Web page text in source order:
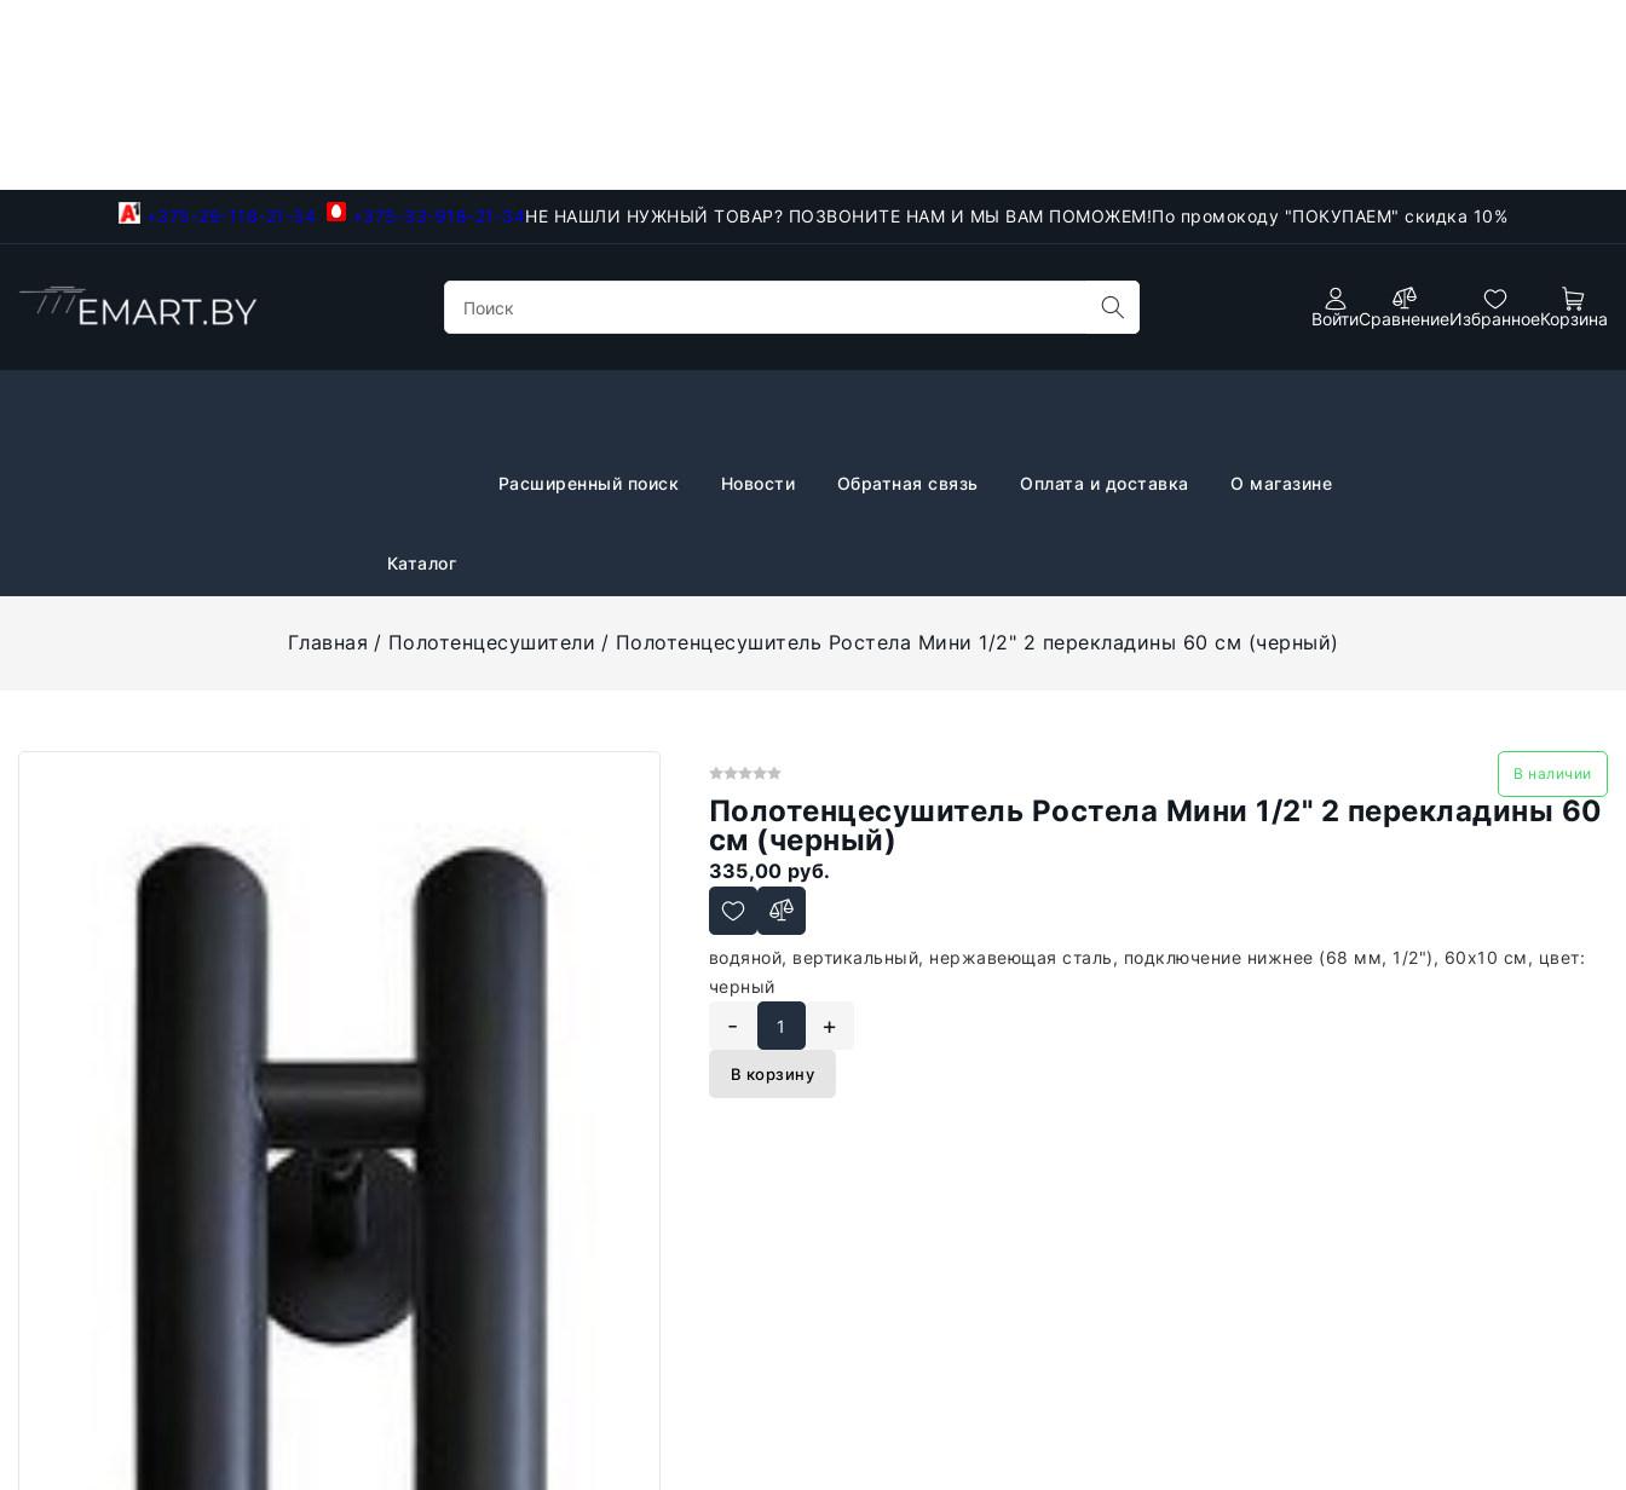
+375-29-118-21-34 +375-33-918-21-34НЕ НАШЛИ НУЖНЫЙ ТОВАР? ПОЗВОНИТЕ НАМ И МЫ ВАМ ПОМОЖЕМ!По промокоду "ПОКУПАЕМ" скидка 10%
ВойтиСравнениеИзбранноеКорзина
Каталог
Расширенный поиск Новости Обратная связь Оплата и доставка О магазине
Главная Полотенцесушители Полотенцесушитель Ростела Мини 1/2" 2 перекладины 60 см (черный)
В наличии
Полотенцесушитель Ростела Мини 1/2" 2 перекладины 60
см (черный)
335,00 руб.
водяной, вертикальный, нержавеющая сталь, подключение нижнее (68 мм, 1/2"), 60x10 см, цвет:
черный
- +
В корзину